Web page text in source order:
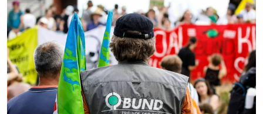
abo
genossenschaft
epaper login